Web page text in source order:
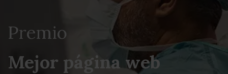
Premio
Mejor página web